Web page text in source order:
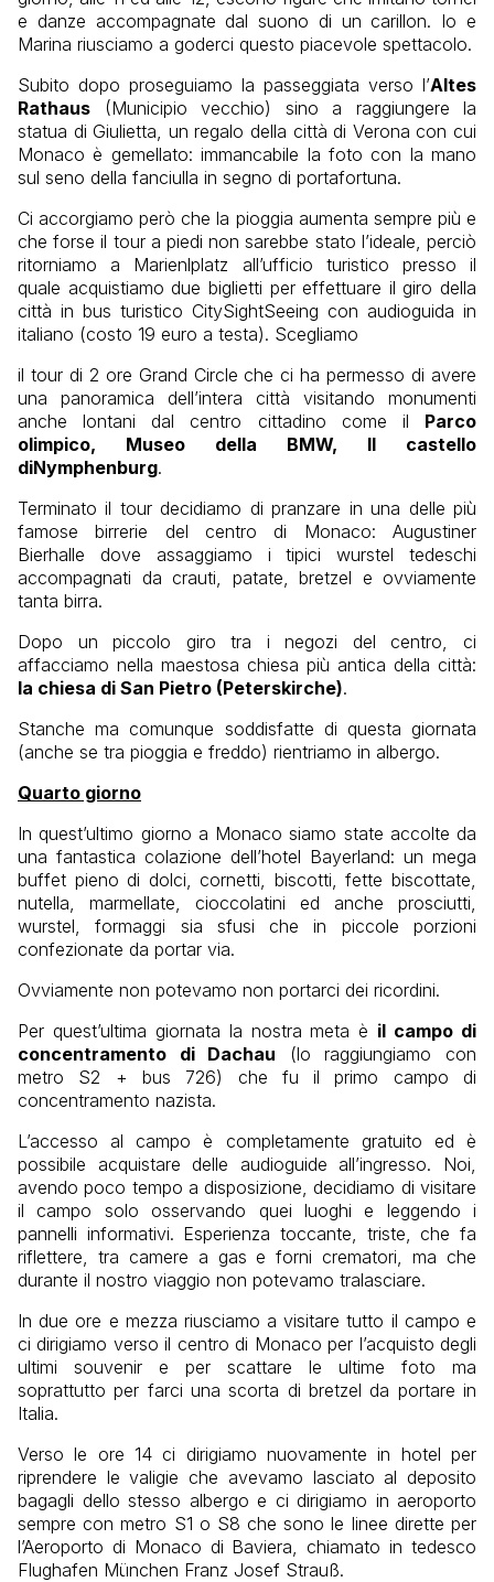
e danze accompagnate dal suono di un carillon. Io e
Marina riusciamo a goderci questo piacevole spettacolo.
Subito dopo proseguiamo la passeggiata verso l’Altes
Rathaus (Municipio vecchio) sino a raggiungere la
statua di Giulietta, un regalo della città di Verona con cui
Monaco è gemellato: immancabile la foto con la mano
sul seno della fanciulla in segno di portafortuna.
Ci accorgiamo però che la pioggia aumenta sempre più e
che forse il tour a piedi non sarebbe stato l’ideale, perciò
ritorniamo a Marienlplatz all’ufficio turistico presso il
quale acquistiamo due biglietti per effettuare il giro della
città in bus turistico CitySightSeeing con audioguida in
italiano (costo 19 euro a testa). Scegliamo
il tour di 2 ore Grand Circle che ci ha permesso di avere
una panoramica dell’intera città visitando monumenti
anche lontani dal centro cittadino come il Parco
olimpico, Museo della BMW, Il castello
diNymphenburg.
Terminato il tour decidiamo di pranzare in una delle più
famose birrerie del centro di Monaco: Augustiner
Bierhalle dove assaggiamo i tipici wurstel tedeschi
accompagnati da crauti, patate, bretzel e ovviamente
tanta birra.
Dopo un piccolo giro tra i negozi del centro, ci
affacciamo nella maestosa chiesa più antica della città:
la chiesa di San Pietro (Peterskirche).
Stanche ma comunque soddisfatte di questa giornata
(anche se tra pioggia e freddo) rientriamo in albergo.
Quarto giorno
In quest’ultimo giorno a Monaco siamo state accolte da
una fantastica colazione dell’hotel Bayerland: un mega
buffet pieno di dolci, cornetti, biscotti, fette biscottate,
nutella, marmellate, cioccolatini ed anche prosciutti,
wurstel, formaggi sia sfusi che in piccole porzioni
confezionate da portar via.
Ovviamente non potevamo non portarci dei ricordini.
Per quest’ultima giornata la nostra meta è il campo di
concentramento di Dachau (lo raggiungiamo con
metro S2 + bus 726) che fu il primo campo di
concentramento nazista.
L’accesso al campo è completamente gratuito ed è
possibile acquistare delle audioguide all’ingresso. Noi,
avendo poco tempo a disposizione, decidiamo di visitare
il campo solo osservando quei luoghi e leggendo i
pannelli informativi. Esperienza toccante, triste, che fa
riflettere, tra camere a gas e forni crematori, ma che
durante il nostro viaggio non potevamo tralasciare.
In due ore e mezza riusciamo a visitare tutto il campo e
ci dirigiamo verso il centro di Monaco per l’acquisto degli
ultimi souvenir e per scattare le ultime foto ma
soprattutto per farci una scorta di bretzel da portare in
Italia.
Verso le ore 14 ci dirigiamo nuovamente in hotel per
riprendere le valigie che avevamo lasciato al deposito
bagagli dello stesso albergo e ci dirigiamo in aeroporto
sempre con metro S1 o S8 che sono le linee dirette per
l’Aeroporto di Monaco di Baviera, chiamato in tedesco
Flughafen München Franz Josef Strauß.